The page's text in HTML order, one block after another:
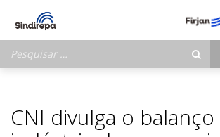
por:
CNI divulga o balanço